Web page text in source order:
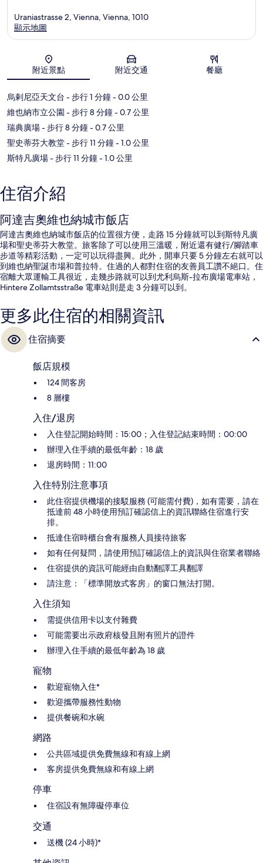
地圖
Uraniastrasse 2, Vienna, Vienna, 1010
顯示地圖
附近景點 附近交通 餐廳
烏剌尼亞天文台 - 步行 1 分鐘- 0.0 公里
維也納市立公園 - 步行 8 分鐘- 0.7 公里
瑞典廣場- 步行 8 分鐘- 0.7 公里
聖史蒂芬大教堂- 步行 11 分鐘- 1.0 公里
斯特凡廣場- 步行 11 分鐘- 1.0 公里
住宿介紹
阿達吉奧維也納城市飯店
阿達吉奧維也納城市飯店的位置很方便，走路 15 分鐘就可以到斯特凡廣
場和聖史蒂芬大教堂。旅客除了可以使用三溫暖，附近還有健行/腳踏車
步道等精彩活動，一定可以玩得盡興。此外，開車只要 5 分鐘左右就可以
到維也納聖誕市場和普拉特。住過的人都對住宿的友善員工讚不絕口。住
宿離大眾運輸工具很近，走幾步路就可以到尤利烏斯-拉布廣場電車站，
Hintere Zollamtsstraße 電車站則是走 3 分鐘可以到。
更多此住宿的相關資訊
住宿摘要
飯店規模
124 間客房
8 層樓
入住/退房
入住登記開始時間：15:00；入住登記結束時間：00:00
辦理入住手續的最低年齡：18 歲
退房時間：11:00
入住特別注意事項
此住宿提供機場的接駁服務 (可能需付費)，如有需要，請在
抵達前 48 小時使用預訂確認信上的資訊聯絡住宿進行安
排。
抵達住宿時櫃台會有服務人員接待旅客
如有任何疑問，請使用預訂確認信上的資訊與住宿業者聯絡
住宿提供的資訊可能經由自動翻譯工具翻譯
請注意：「標準開放式客房」的窗口無法打開。
入住須知
需提供信用卡以支付雜費
可能需要出示政府核發且附有照片的證件
辦理入住手續的最低年齡為 18 歲
寵物
歡迎寵物入住*
歡迎攜帶服務性動物
提供餐碗和水碗
網路
公共區域提供免費無線和有線上網
客房提供免費無線和有線上網
停車
住宿設有無障礙停車位
交通
送機 (24 小時)*